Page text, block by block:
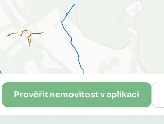
Prověřit nemovitost v aplikaci